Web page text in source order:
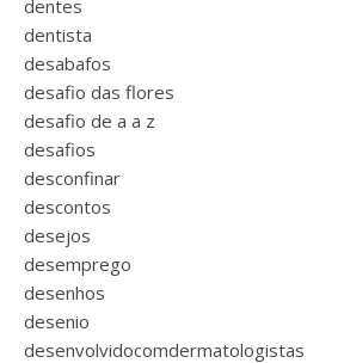
dentes
dentista
desabafos
desafio das flores
desafio de a a z
desafios
desconfinar
descontos
desejos
desemprego
desenhos
desenio
desenvolvidocomdermatologistas